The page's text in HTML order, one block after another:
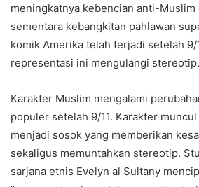
meningkatnya kebencian anti-Muslim
sementara kebangkitan pahlawan
komik Amerika telah terjadi setelah 9/
representasi ini mengulangi stereotip.
Karakter Muslim mengalami
populer setelah 9/11. Karakter
menjadi sosok yang memberikan
sekaligus memuntahkan stereotip.
sarjana etnis Evelyn al Sultany